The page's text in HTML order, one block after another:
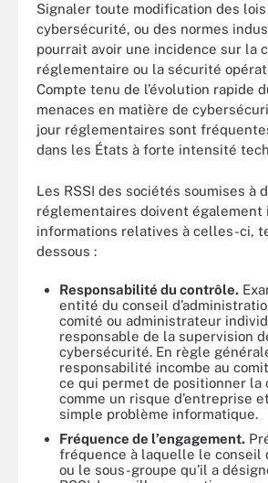
Signaler toute modification des
cybersécurité, ou des normes
pourrait avoir une incidence sur la
réglementaire ou la sécurité
Compte tenu de l’évolution rapide
menaces en matière de
jour réglementaires sont
dans les États à forte intensité
Les RSSI des sociétés soumises à
réglementaires doivent également
informations relatives à celles-ci,
dessous :
Responsabilité du contrôle.
entité du conseil
comité ou administrateur
responsable de la supervision
cybersécurité. En règle
responsabilité incombe au
ce qui permet de positionner la
comme un risque d’entreprise
simple problème informatique.
Fréquence de l’engagement.
fréquence à laquelle le conseil
ou le sous-groupe qu’il a